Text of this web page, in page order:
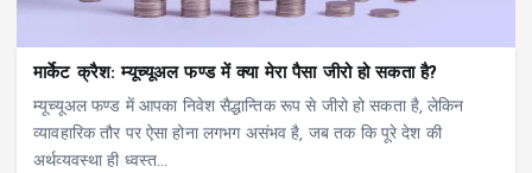
मार्केट क्रैश: म्यूच्यूअल फण्ड में क्या मेरा पैसा जीरो हो सकता है?
म्यूच्यूअल फण्ड में आपका निवेश सैद्धान्तिक रूप से जीरो हो सकता है, लेकिन
व्यावहारिक तौर पर ऐसा होना लगभग असंभव है, जब तक कि पूरे देश की
अर्थव्यवस्था ही ध्वस्त…